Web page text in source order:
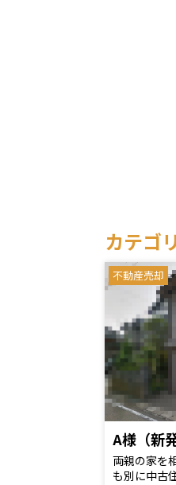
カテゴ
不動産売却
A様（新
両親の家を
も別に中古